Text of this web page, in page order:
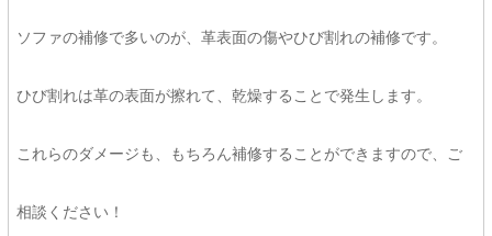
ソファの補修で多いのが、革表面の傷やひび割れの補修です。
ひび割れは革の表面が擦れて、乾燥することで発生します。
これらのダメージも、もちろん補修することができますので、ご
相談ください！